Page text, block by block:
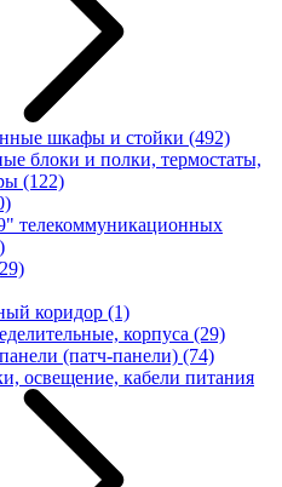
шкафы и стойки (492)
блоки и полки, термостаты,
(122)
телекоммуникационных
коридор (1)
корпуса (29)
(патч-панели) (74)
освещение, кабели питания